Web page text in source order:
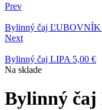
Prev
Bylinný čaj
Next
Bylinný čaj LIPA 5,00 €
Na sklade
Bylinný čaj